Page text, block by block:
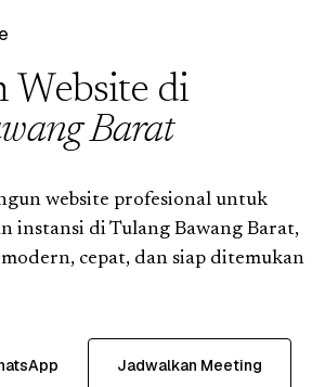
Website di
Barat
website profesional untuk
instansi di Tulang Bawang Barat,
cepat, dan siap ditemukan
Jadwalkan Meeting